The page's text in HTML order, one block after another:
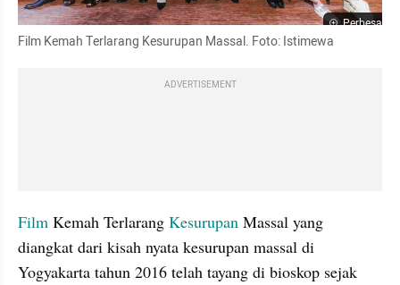
Perbesar
Film Kemah Terlarang Kesurupan Massal. Foto: Istimewa
ADVERTISEMENT
Film Kemah Terlarang Kesurupan Massal yang
diangkat dari kisah nyata kesurupan massal di
Yogyakarta tahun 2016 telah tayang di bioskop sejak